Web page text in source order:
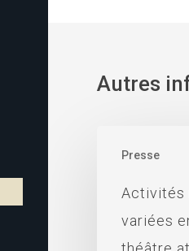
Autres
Presse
Activités
variées